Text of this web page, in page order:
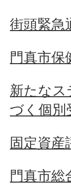
街頭緊急
門真市保
新たなス
づく個別
固定資
門真市総